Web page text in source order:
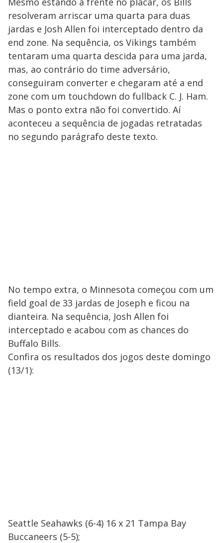
resolveram arriscar uma quarta para duas
jardas e Josh Allen foi interceptado dentro da
end zone. Na sequência, os Vikings também
tentaram uma quarta descida para uma jarda,
mas, ao contrário do time adversário,
conseguiram converter e chegaram até a end
zone com um touchdown do fullback C. J. Ham.
Mas o ponto extra não foi convertido. Aí
aconteceu a sequência de jogadas retratadas
no segundo parágrafo deste texto.
No tempo extra, o Minnesota começou com um
field goal de 33 jardas de Joseph e ficou na
dianteira. Na sequência, Josh Allen foi
interceptado e acabou com as chances do
Buffalo Bills.
Confira os resultados dos jogos deste domingo
(13/1):
Seattle Seahawks (6-4) 16 x 21 Tampa Bay
Buccaneers (5-5);